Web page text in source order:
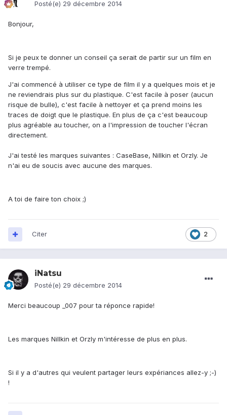
Posté(e) 29 décembre 2014
Bonjour,
Si je peux te donner un conseil ça serait de partir sur un film en
verre trempé.
J'ai commencé à utiliser ce type de film il y a quelques mois et je
ne reviendrais plus sur du plastique. C'est facile à poser (aucun
risque de bulle), c'est facile à nettoyer et ça prend moins les
traces de doigt que le plastique. En plus de ça c'est beaucoup
plus agréable au toucher, on a l'impression de toucher l'écran
directement.
J'ai testé les marques suivantes : CaseBase, Nillkin et Orzly. Je
n'ai eu de soucis avec aucune des marques.
A toi de faire ton choix ;)
2
Citer
iNatsu
Posté(e) 29 décembre 2014
Merci beaucoup _007 pour ta réponce rapide!
Les marques Nillkin et Orzly m'intéresse de plus en plus.
Si il y a d'autres qui veulent partager leurs expériances allez-y ;-)
!